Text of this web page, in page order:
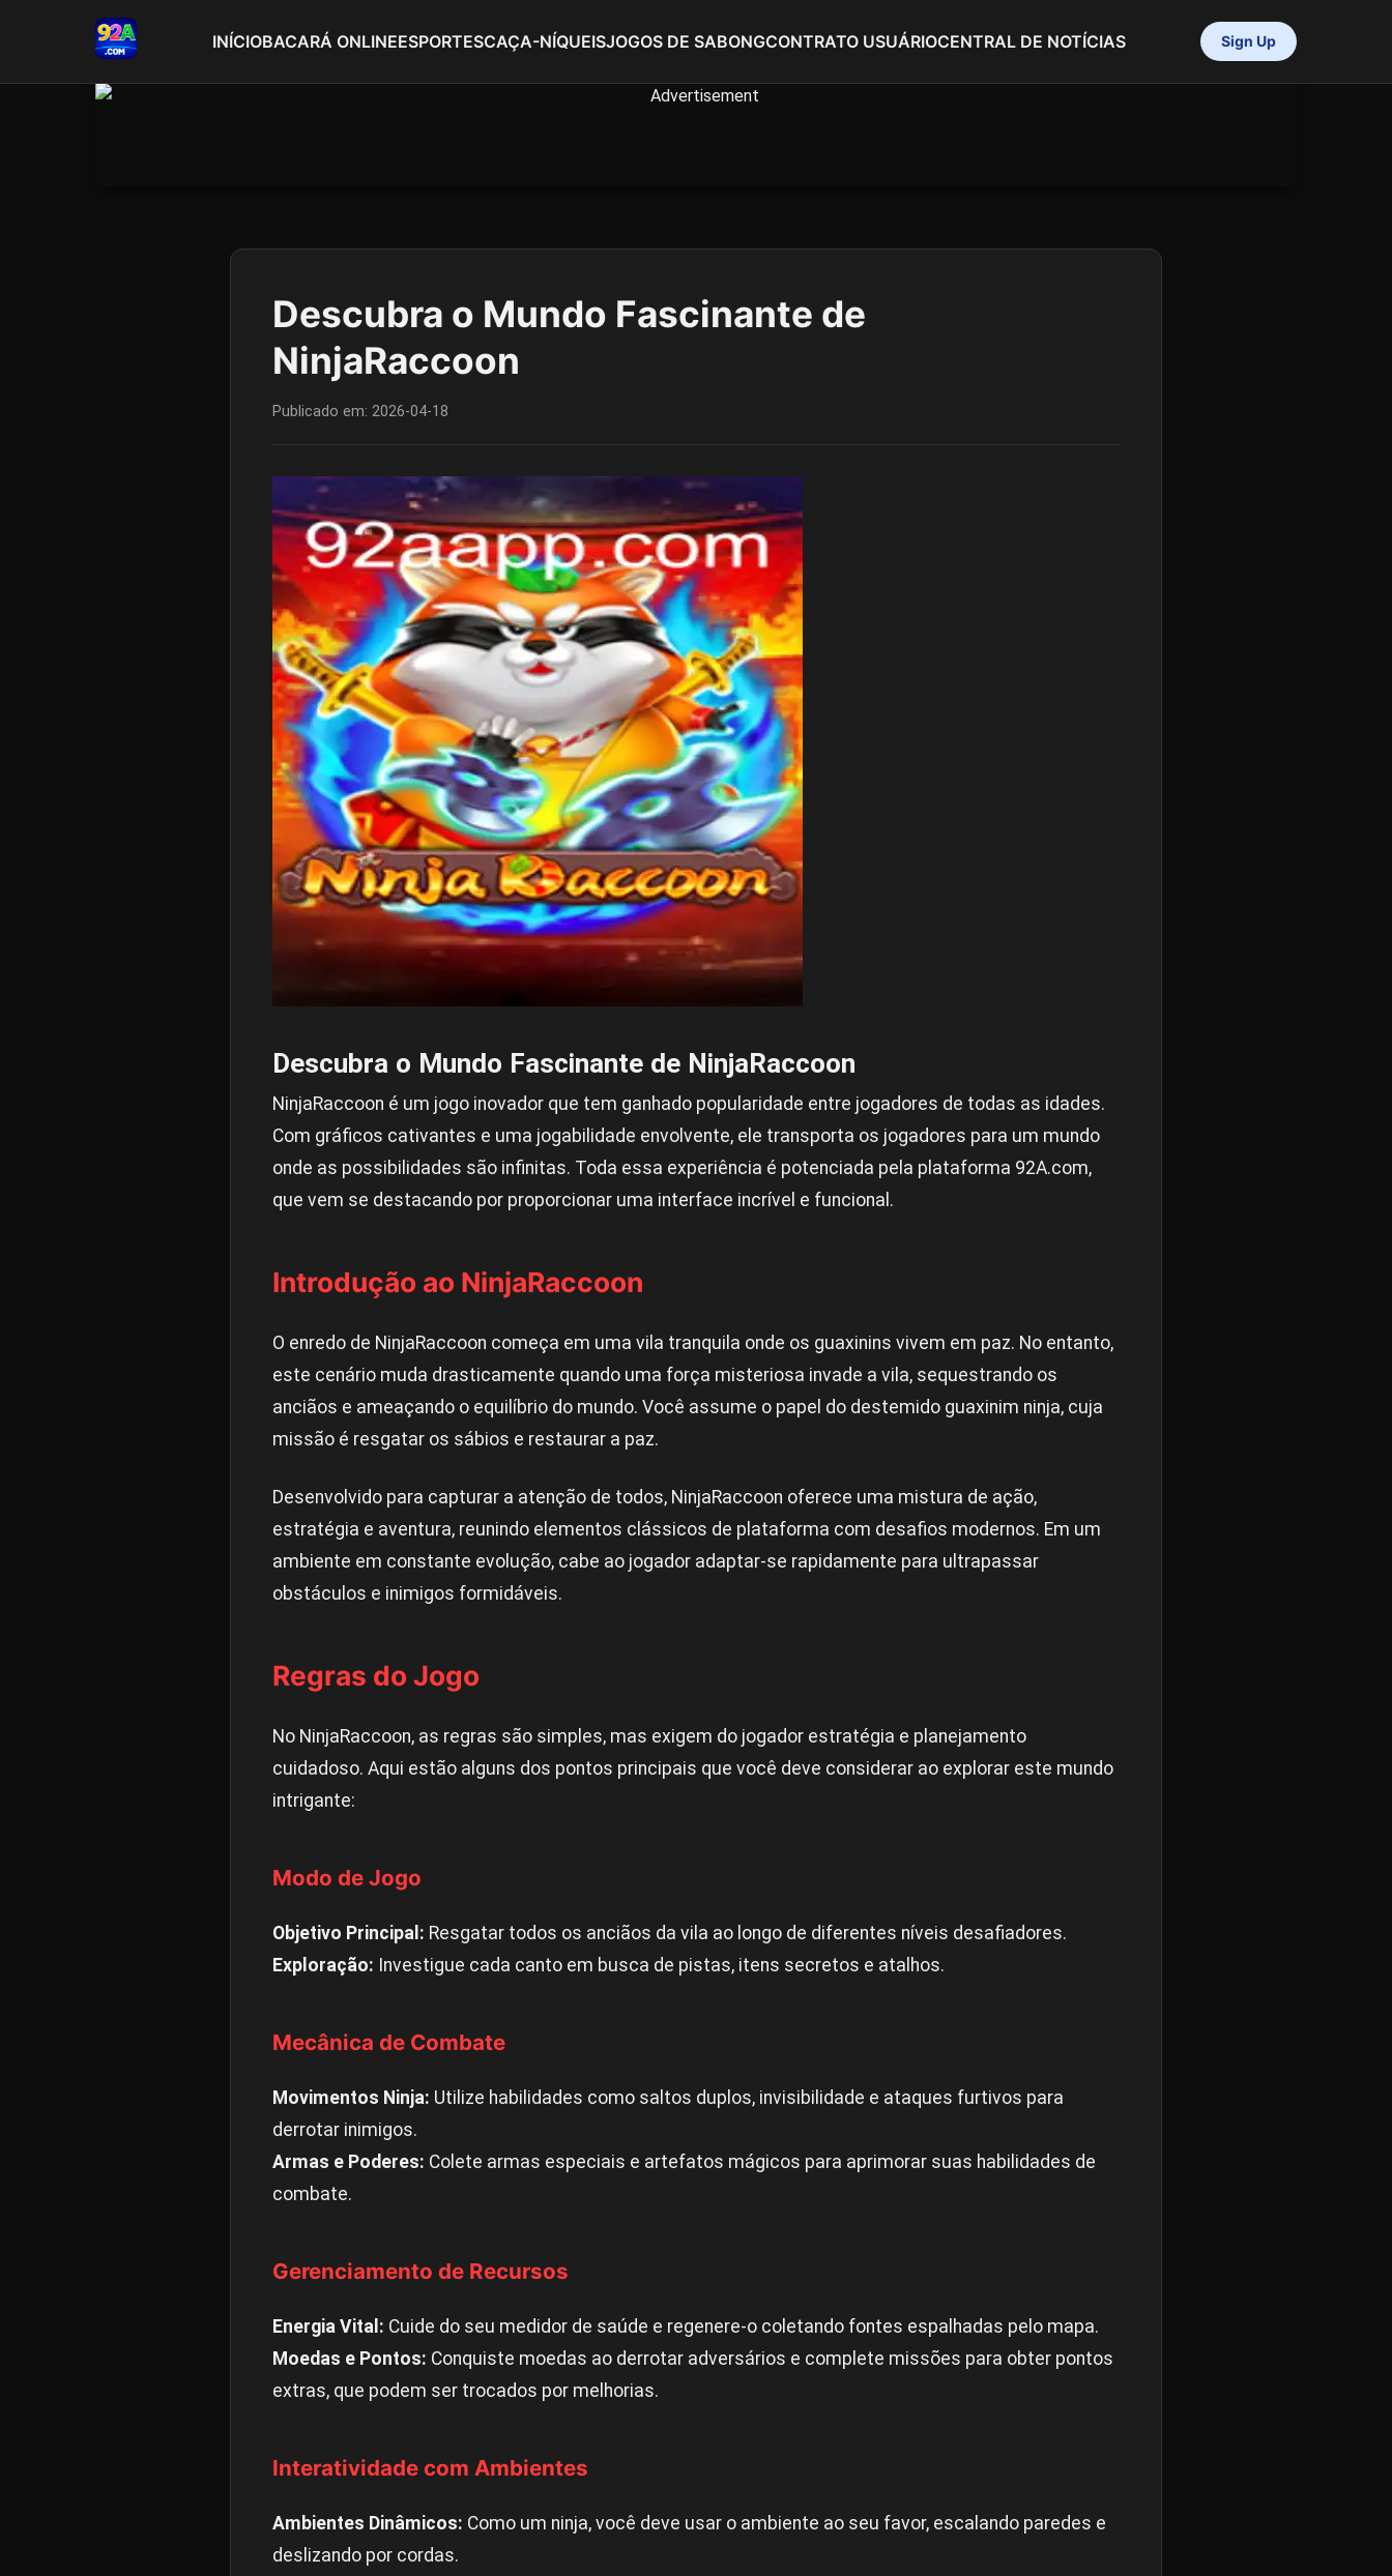
INÍCIOBACARÁ ONLINEESPORTESCAÇA-NÍQUEISJOGOS DE SABONGCONTRATO USUÁRIOCENTRAL DE NOTÍCIAS Sign Up
Descubra o Mundo Fascinante de
NinjaRaccoon
Publicado em: 2026-04-18
Descubra o Mundo Fascinante de NinjaRaccoon
NinjaRaccoon é um jogo inovador que tem ganhado popularidade entre jogadores de todas as idades.
Com gráficos cativantes e uma jogabilidade envolvente, ele transporta os jogadores para um mundo
onde as possibilidades são infinitas. Toda essa experiência é potenciada pela plataforma 92A.com,
que vem se destacando por proporcionar uma interface incrível e funcional.
Introdução ao NinjaRaccoon
O enredo de NinjaRaccoon começa em uma vila tranquila onde os guaxinins vivem em paz. No entanto,
este cenário muda drasticamente quando uma força misteriosa invade a vila, sequestrando os
anciãos e ameaçando o equilíbrio do mundo. Você assume o papel do destemido guaxinim ninja, cuja
missão é resgatar os sábios e restaurar a paz.
Desenvolvido para capturar a atenção de todos, NinjaRaccoon oferece uma mistura de ação,
estratégia e aventura, reunindo elementos clássicos de plataforma com desafios modernos. Em um
ambiente em constante evolução, cabe ao jogador adaptar-se rapidamente para ultrapassar
obstáculos e inimigos formidáveis.
Regras do Jogo
No NinjaRaccoon, as regras são simples, mas exigem do jogador estratégia e planejamento
cuidadoso. Aqui estão alguns dos pontos principais que você deve considerar ao explorar este mundo
intrigante:
Modo de Jogo
Objetivo Principal: Resgatar todos os anciãos da vila ao longo de diferentes níveis desafiadores.
Exploração: Investigue cada canto em busca de pistas, itens secretos e atalhos.
Mecânica de Combate
Movimentos Ninja: Utilize habilidades como saltos duplos, invisibilidade e ataques furtivos para
derrotar inimigos.
Armas e Poderes: Colete armas especiais e artefatos mágicos para aprimorar suas habilidades de
combate.
Gerenciamento de Recursos
Energia Vital: Cuide do seu medidor de saúde e regenere-o coletando fontes espalhadas pelo mapa.
Moedas e Pontos: Conquiste moedas ao derrotar adversários e complete missões para obter pontos
extras, que podem ser trocados por melhorias.
Interatividade com Ambientes
Ambientes Dinâmicos: Como um ninja, você deve usar o ambiente ao seu favor, escalando paredes e
deslizando por cordas.